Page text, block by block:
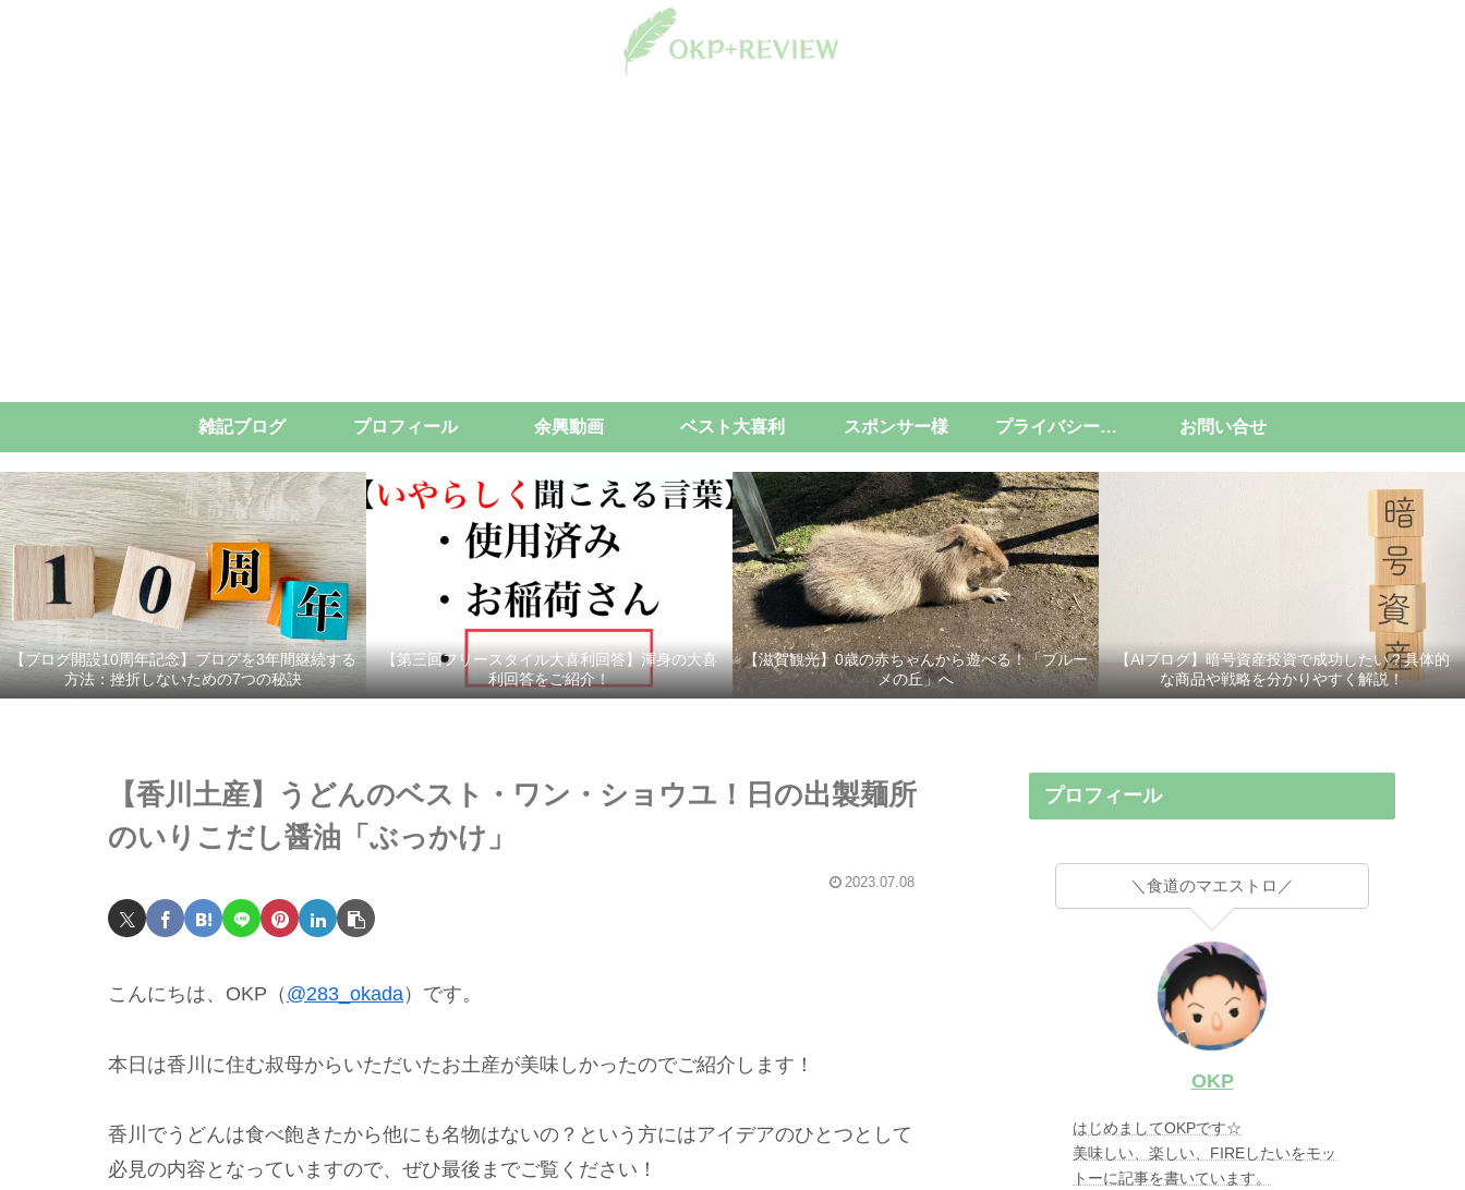
雑記ブログ プロフィール 余興動画 ベスト大喜利 スポンサー様 プライバシーポリシー お問い合せ
【ブログ開設10周年記念】ブログを3年間継続する
方法：挫折しないための7つの秘訣
【第三回フリースタイル大喜利回答】渾身の大喜
利回答をご紹介！
【滋賀観光】0歳の赤ちゃんから遊べる！「ブルー
メの丘」へ
【AIブログ】暗号資産投資で成功したい？具体的
な商品や戦略を分かりやすく解説！
【香川土産】うどんのベスト・ワン・ショウユ！日の出製麺所
のいりこだし醤油「ぶっかけ」
2023.07.08
こんにちは、OKP（ @283_okada）です。
本日は香川に住む叔母からいただいたお土産が美味しかったのでご紹介します！
香川でうどんは食べ飽きたから他にも名物はないの？という方にはアイデアのひとつとして
必見の内容となっていますので、ぜひ最後までご覧ください！
プロフィール
＼食道のマエストロ／
OKP
はじめましてOKPです☆
美味しい、楽しい、FIREしたいをモッ
トーに記事を書いています。